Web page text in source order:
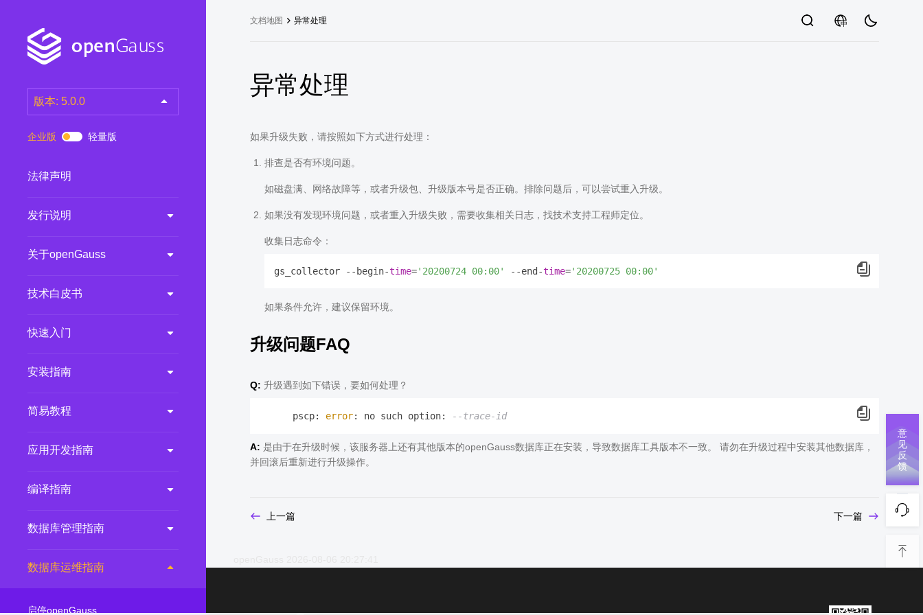
版本: 5.0.0
7.0.0-RC2
6.0.0 (LTS)
5.1.0 (Preview)
2.0.0 (LTS)
3.1.0 (EOM)
2.0.1 (EOM)
1.0.1 (EOM)
企业版 轻量版
法律声明
发行说明
关于openGauss
技术白皮书
快速入门
安装指南
简易教程
应用开发指南
编译指南
数据库管理指南
数据库运维指南
启停openGauss
文档地图 异常处理 中
异常处理
如果升级失败，请按照如下方式进行处理：
排查是否有环境问题。
如磁盘满、网络故障等，或者升级包、升级版本号是否正确。排除问题后，可以尝试重入升级。
如果没有发现环境问题，或者重入升级失败，需要收集相关日志，找技术支持工程师定位。
收集日志命令：
gs_collector --begin-time='20200724 00:00' --end-time='20200725 00:00'
如果条件允许，建议保留环境。
升级问题FAQ
Q: 升级遇到如下错误，要如何处理？
      pscp:
error: no such option: --trace-id
A: 是由于在升级时候，该服务器上还有其他版本的openGauss数据库正在安装，导致数据库工具版本不一致。 请勿在升级过程中安装其他数据库，
并回滚后重新进行升级操作。
上一篇 下一篇
意
见
反
馈